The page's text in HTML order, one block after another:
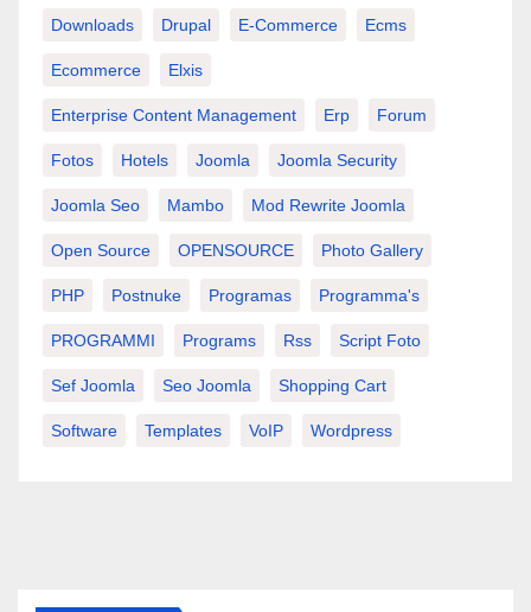
Downloads Drupal E-Commerce Ecms
Ecommerce Elxis
Enterprise Content Management Erp Forum
Fotos Hotels Joomla Joomla Security
Joomla Seo Mambo Mod Rewrite Joomla
Open Source OPENSOURCE Photo Gallery
PHP Postnuke Programas Programma's
PROGRAMMI Programs Rss Script Foto
Sef Joomla Seo Joomla Shopping Cart
Software Templates VoIP Wordpress